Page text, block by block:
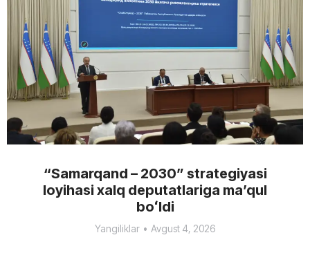
“Samarqand – 2030” strategiyasi
loyihasi xalq deputatlariga maʼqul
boʻldi
Yangiliklar Avgust 4, 2026